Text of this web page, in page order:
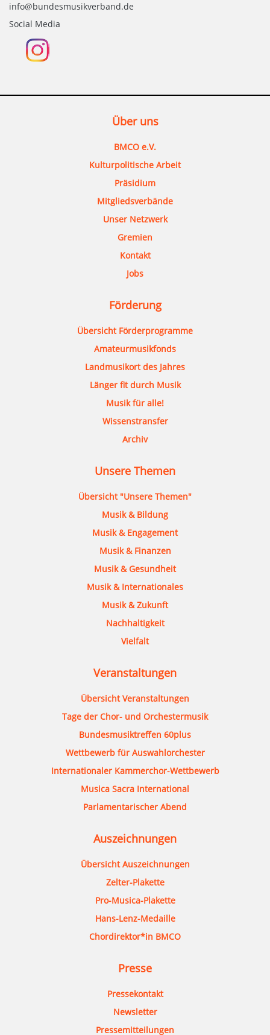
info@bundesmusikverband.de
Social Media
Über uns
BMCO e.V.
Kulturpolitische Arbeit
Präsidium
Mitgliedsverbände
Unser Netzwerk
Gremien
Kontakt
Jobs
Förderung
Übersicht Förderprogramme
Amateurmusikfonds
Landmusikort des Jahres
Länger fit durch Musik
Musik für alle!
Wissenstransfer
Archiv
Unsere Themen
Übersicht "Unsere Themen"
Musik & Bildung
Musik & Engagement
Musik & Finanzen
Musik & Gesundheit
Musik & Internationales
Musik & Zukunft
Nachhaltigkeit
Vielfalt
Veranstaltungen
Übersicht Veranstaltungen
Tage der Chor- und Orchestermusik
Bundesmusiktreffen 60plus
Wettbewerb für Auswahlorchester
Internationaler Kammerchor-Wettbewerb
Musica Sacra International
Parlamentarischer Abend
Auszeichnungen
Übersicht Auszeichnungen
Zelter-Plakette
Pro-Musica-Plakette
Hans-Lenz-Medaille
Chordirektor*in BMCO
Presse
Pressekontakt
Newsletter
Pressemitteilungen